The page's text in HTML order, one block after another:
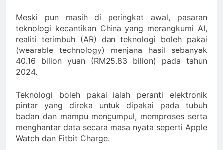
Meski pun masih di peringkat awal, pasaran
teknologi kecantikan China yang merangkumi AI,
realiti terimbuh (AR) dan teknologi boleh pakai
(wearable technology) menjana hasil sebanyak
40.16 bilion yuan (RM25.83 bilion) pada tahun
2024.
Teknologi boleh pakai ialah peranti elektronik
pintar yang direka untuk dipakai pada tubuh
badan dan mampu mengumpul, memproses serta
menghantar data secara masa nyata seperti Apple
Watch dan Fitbit Charge.